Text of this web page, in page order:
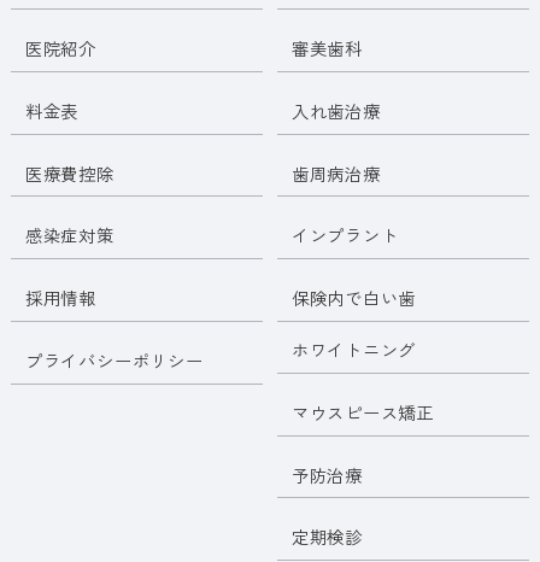
医院紹介
料金表
医療費控除
感染症対策
採用情報
プライバシーポリシー
審美歯科
入れ歯治療
歯周病治療
インプラント
保険内で白い歯
ホワイトニング
マウスピース矯正
予防治療
定期検診